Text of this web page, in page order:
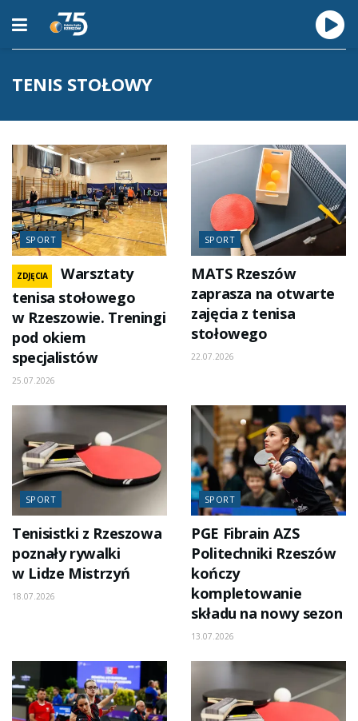
TENIS STOŁOWY
SPORT
ZDJĘCIA
Warsztaty
tenisa stołowego
w Rzeszowie. Treningi
pod okiem
specjalistów
25.07.2026
SPORT
MATS Rzeszów
zaprasza na otwarte
zajęcia z tenisa
stołowego
22.07.2026
SPORT
Tenisistki z Rzeszowa
poznały rywalki
w Lidze Mistrzyń
18.07.2026
SPORT
PGE Fibrain AZS
Politechniki Rzeszów
kończy
kompletowanie
składu na nowy sezon
13.07.2026